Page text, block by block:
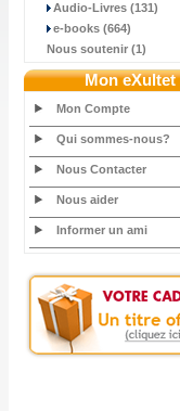
Audio-Livres (131)
e-books (664)
Nous soutenir (1)
Mon eXultet
Mon Compte
Qui sommes-nous?
Nous Contacter
Nous aider
Informer un ami